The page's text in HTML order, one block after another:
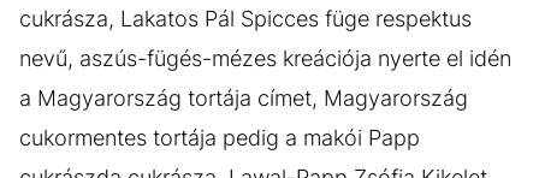
cukrásza, Lakatos Pál Spicces füge respektus
nevű, aszús-fügés-mézes kreációja nyerte el idén
a Magyarország tortája címet, Magyarország
cukormentes tortája pedig a makói Papp